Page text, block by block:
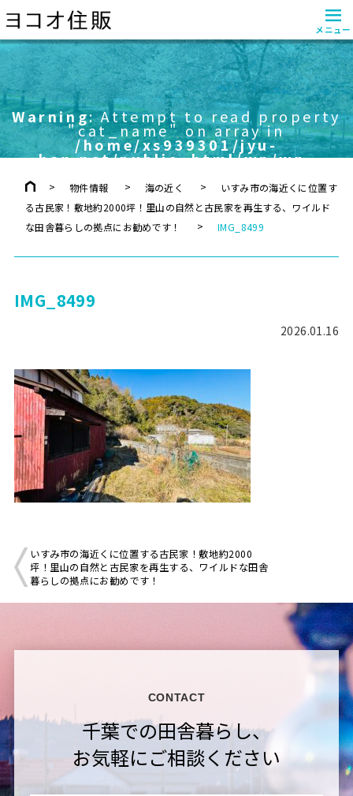
≡
メニュー
Warning: Attempt to read property
"cat_name" on array in
/home/xs939301/jyu-
han.net/public_html/wp/wp-
on line 757
物件情報 海の近く
いすみ市の海近くに位置す
る古民家！敷地約2000坪！里山の自然と古民家を再生する、ワイルド
な田舎暮らしの拠点にお勧めです！
IMG_8499
IMG_8499
2026.01.16
いすみ市の海近くに位置する古民家！敷地約2000
坪！里山の自然と古民家を再生する、ワイルドな田舎
暮らしの拠点にお勧めです！
CONTACT
千葉での田舎暮らし、
お気軽にご相談ください